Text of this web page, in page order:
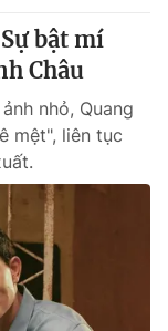
bật mí
Châu
nhỏ, Quang
mệt", liên tục